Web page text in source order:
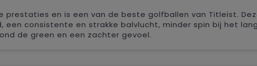
prestaties en is een van de beste golfballen van Titleist.
consistente en strakke balvlucht, minder spin bij het
de green en een zachter gevoel.